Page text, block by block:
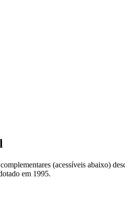
(acessíveis abaixo)
em 1995.